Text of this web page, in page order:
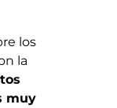
los
la
muy